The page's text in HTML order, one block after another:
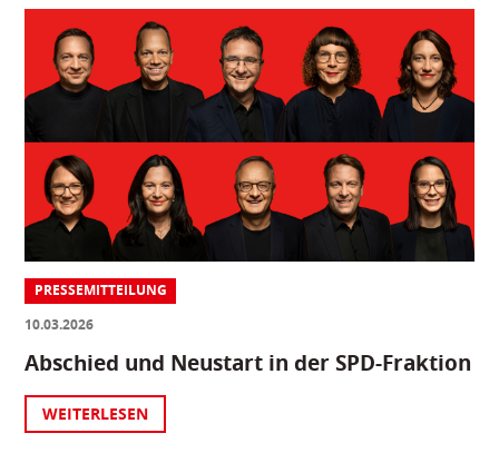
PRESSEMITTEILUNG
10.03.2026
Abschied und Neustart in der SPD-Fraktion
WEITERLESEN